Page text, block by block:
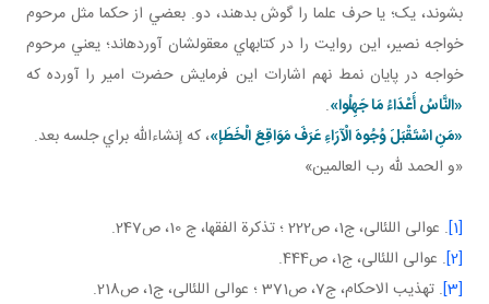
بشوند، يک؛ يا حرف علما را گوش بدهند، دو. بعضي از حکما مثل مرحوم
خواجه نصير، اين روايت را در کتاب هاي معقولشان آورده اند؛ يعني مرحوم
خواجه در پايان نمط نهم اشارات اين فرمايش حضرت امير را آورده که
«النَّاسُ أَعْدَاءُ مَا جَهِلُوا».
«مَنِ اسْتَقْبَلَ وُجُوهَ الْآرَاءِ عَرَفَ مَوَاقِعَ الْخَطَإ»، که إن شاءالله براي جلسه بعد.
«و الحمد لله رب العالمين»
[1] . عوالی اللئالی، ج1، ص222 ؛ تذکرة الفقها، ج 10، ص247.
[2] . عوالی اللئالی، ج1، ص444.
[3]
. تهذيب الاحکام، ج7، ص371 ؛ عوالی اللئالی، ج1، ص218.